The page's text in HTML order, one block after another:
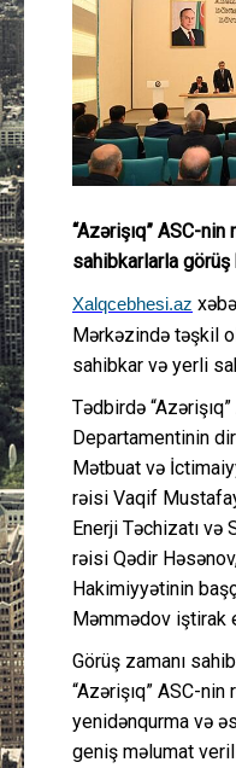
“Azərişıq” ASC-
sahibkarlarla görüş
Xalqcebhesi.az
Mərkəzində təşkil
sahibkar və yerli
Tədbirdə
Departamentinin
Mətbuat və
rəisi Vaqif
Enerji Təchizatı və
rəisi Qədir
Hakimiyyətinin
Məmmədov iştirak
Görüş zamanı
“Azərişıq” ASC-
yenidənqurma və
geniş məlumat